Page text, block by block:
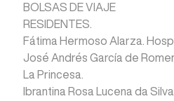
BOLSAS DE VIAJE
RESIDENTES.
Fátima Hermoso Alarza.
José Andrés García de
La Princesa.
Ibrantina Rosa Lucena da